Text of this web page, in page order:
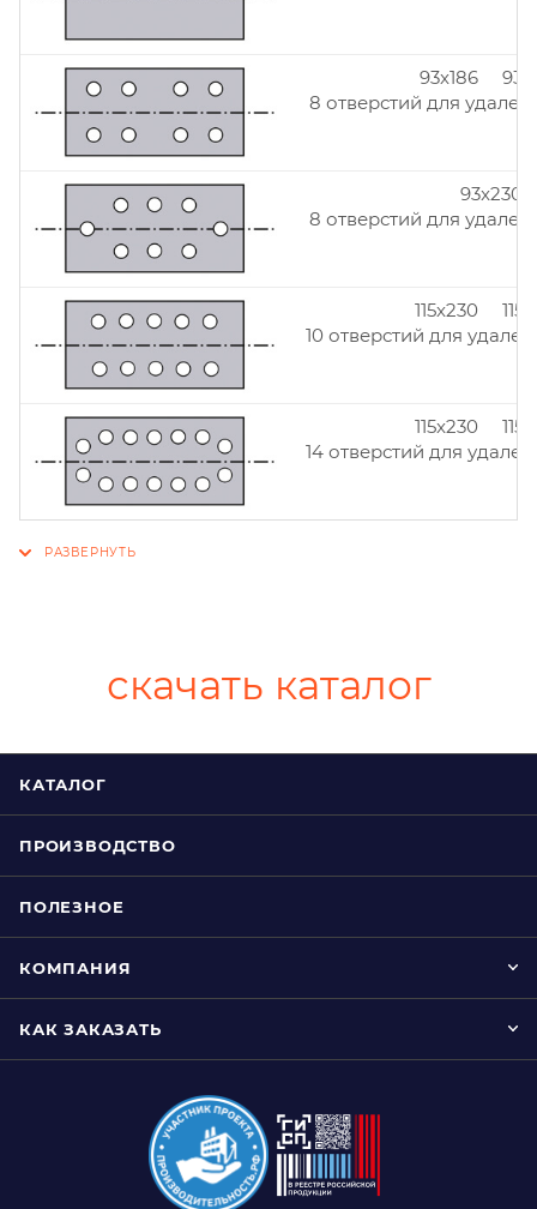
93x186
8 отверстий для
93x230
8 отверстий для
115x230
10 отверстий для
115x230
14 отверстий для
скачать каталог
КАТАЛОГ
ПРОИЗВОДСТВО
ПОЛЕЗНОЕ
КОМПАНИЯ
КАК ЗАКАЗАТЬ